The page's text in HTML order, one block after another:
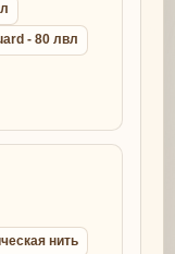
- 80 лвл
нить